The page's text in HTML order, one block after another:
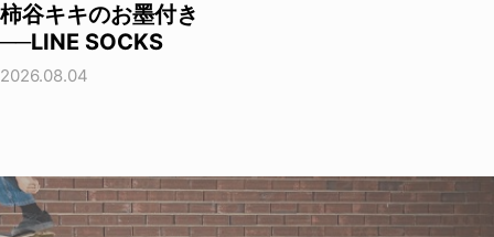
柿谷キキのお墨付き
──LINE SOCKS
2026.08.04